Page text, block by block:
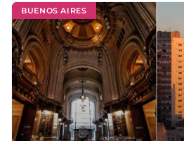
BUENOS AIRES